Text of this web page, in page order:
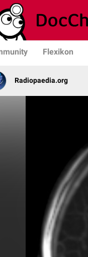
Flexikon
Radiopaedia.org